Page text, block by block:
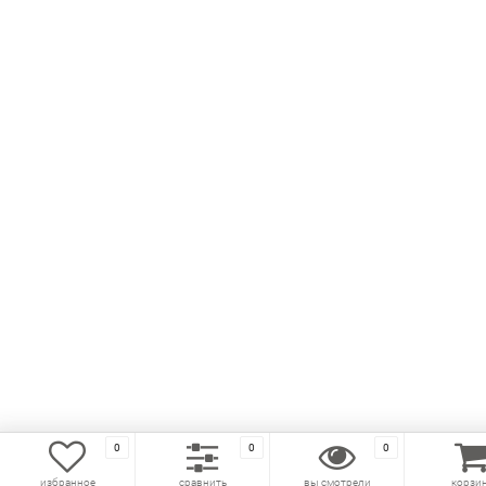
0
избранное
0
сравнить
0
вы смотрели